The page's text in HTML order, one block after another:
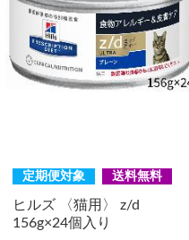
定期便対象 送料無料
ヒルズ 〈猫用〉 z/d
156g×24個入り